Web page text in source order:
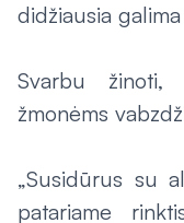
didžiausia
Svarbu
žmonėms
„Susidūrus su
patariame